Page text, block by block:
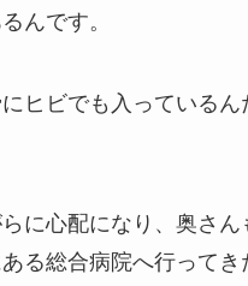
んです。
ヒビでも入っているん
に心配になり、奥さん
る総合病院へ行ってき